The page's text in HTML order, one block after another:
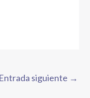
Entrada siguiente →